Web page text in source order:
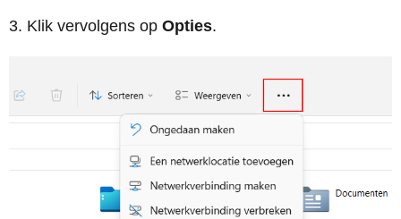
Klik vervolgens op Opties.